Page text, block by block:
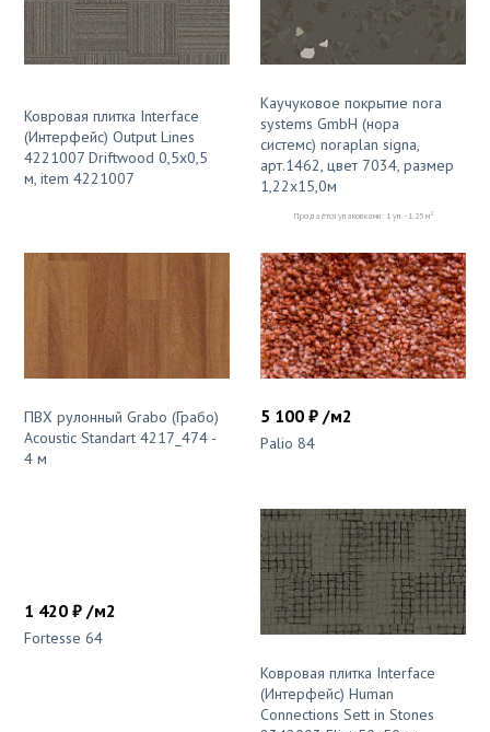
Ковровая плитка Interface
(Интерфейс) Output Lines
4221007 Driftwood 0,5х0,5
м, item 4221007
Каучуковое покрытие nora
systems GmbH (нора
системс) noraplan signa,
арт.1462, цвет 7034, размер
1,22х15,0м
Продаётся упаковками: 1 уп. - 1.25 м2
ПВХ рулонный Grabo (Грабо)
Acoustic Standart 4217_474 -
4 м
5 100 ₽ /м2
Palio 84
1 420 ₽ /м2
Fortesse 64
Ковровая плитка Interface
(Интерфейс) Human
Connections Sett in Stones